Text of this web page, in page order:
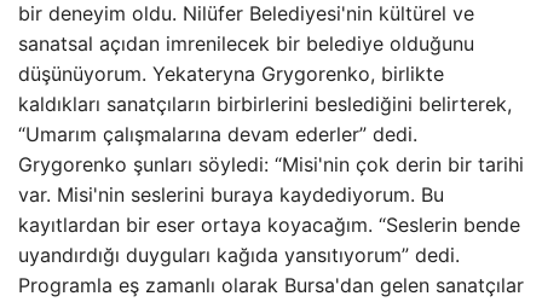
bir deneyim oldu. Nilüfer Belediyesi'nin kültürel ve
sanatsal açıdan imrenilecek bir belediye olduğunu
düşünüyorum. Yekateryna Grygorenko, birlikte
kaldıkları sanatçıların birbirlerini beslediğini belirterek,
“Umarım çalışmalarına devam ederler” dedi.
Grygorenko şunları söyledi: “Misi'nin çok derin bir tarihi
var. Misi'nin seslerini buraya kaydediyorum. Bu
kayıtlardan bir eser ortaya koyacağım. “Seslerin bende
uyandırdığı duyguları kağıda yansıtıyorum” dedi.
Programla eş zamanlı olarak Bursa'dan gelen sanatçılar